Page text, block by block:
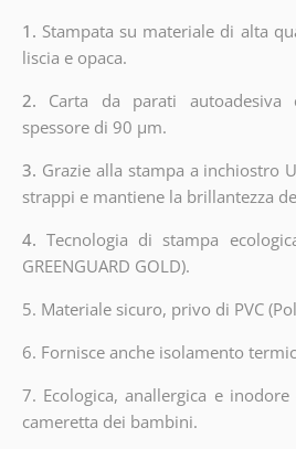
1. Stampata su materiale di alta
liscia e opaca.
2. Carta da parati
spessore di 90 µm.
3. Grazie alla stampa a inchiostro
strappi e mantiene la brillantezza
4.Tecnologia di stampa
GREENGUARD GOLD).
5. Materiale sicuro, privo di PVC
6. Fornisce anche isolamento
7. Ecologica, anallergica e
cameretta dei bambini.